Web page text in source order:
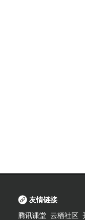
友情链接
腾讯课堂 云栖社区